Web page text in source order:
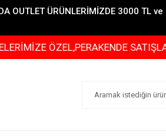
OUTLET ÜRÜNLERİMİZDE 3000 TL
ÖZEL,PERAKENDE SATIŞLARDA